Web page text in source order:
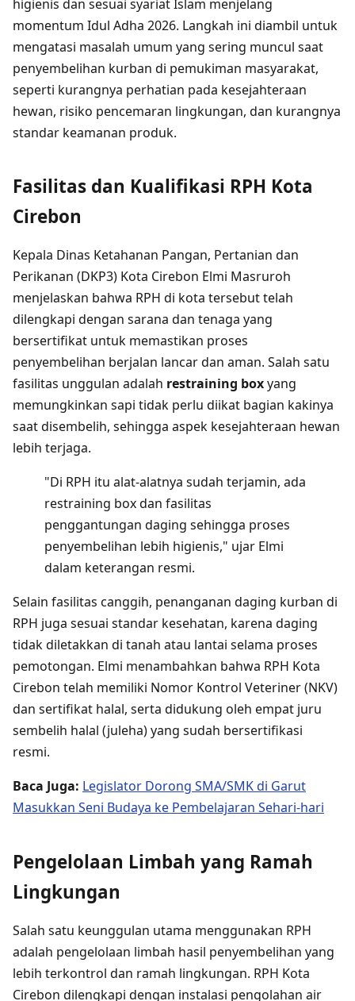
higienis dan sesuai syariat Islam menjelang
momentum Idul Adha 2026. Langkah ini diambil untuk
mengatasi masalah umum yang sering muncul saat
penyembelihan kurban di pemukiman masyarakat,
seperti kurangnya perhatian pada kesejahteraan
hewan, risiko pencemaran lingkungan, dan kurangnya
standar keamanan produk.
Fasilitas dan Kualifikasi RPH Kota
Cirebon
Kepala Dinas Ketahanan Pangan, Pertanian dan
Perikanan (DKP3) Kota Cirebon Elmi Masruroh
menjelaskan bahwa RPH di kota tersebut telah
dilengkapi dengan sarana dan tenaga yang
bersertifikat untuk memastikan proses
penyembelihan berjalan lancar dan aman. Salah satu
fasilitas unggulan adalah restraining boxyang
memungkinkan sapi tidak perlu diikat bagian kakinya
saat disembelih, sehingga aspek kesejahteraan hewan
lebih terjaga.
"Di RPH itu alat-alatnya sudah terjamin, ada
restraining box dan fasilitas
penggantungan daging sehingga proses
penyembelihan lebih higienis," ujar Elmi
dalam keterangan resmi.
Selain fasilitas canggih, penanganan daging kurban di
RPH juga sesuai standar kesehatan, karena daging
tidak diletakkan di tanah atau lantai selama proses
pemotongan. Elmi menambahkan bahwa RPH Kota
Cirebon telah memiliki Nomor Kontrol Veteriner (NKV)
dan sertifikat halal, serta didukung oleh empat juru
sembelih halal (juleha) yang sudah bersertifikasi
resmi.
Baca Juga: Legislator Dorong SMA/SMK di Garut
Masukkan Seni Budaya ke Pembelajaran Sehari-hari
Pengelolaan Limbah yang Ramah
Lingkungan
Salah satu keunggulan utama menggunakan RPH
adalah pengelolaan limbah hasil penyembelihan yang
lebih terkontrol dan ramah lingkungan. RPH Kota
Cirebon dilengkapi dengan instalasi pengolahan air